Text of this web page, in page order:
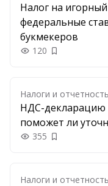
Налог на
федеральные
букмекеров
120 Добавить в
Налоги и отчетность
НДС-декларацию
поможет ли
355 Добавить в
Налоги и отчетность